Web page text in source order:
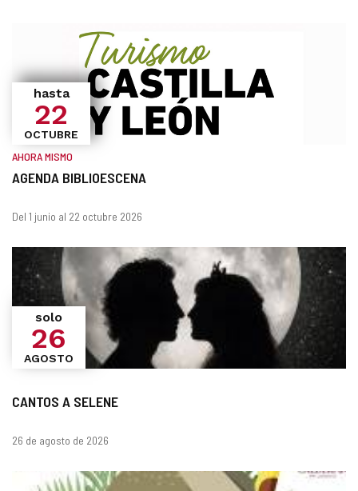
AGENDA BIBLIOESCENA
hasta
22
OCTUBRE
¿Cuándo?
AHORA MISMO
Fechas
Del 1 junio al 22 octubre 2026
CANTOS A SELENE
solo
26
AGOSTO
Fechas
26 de agosto de 2026